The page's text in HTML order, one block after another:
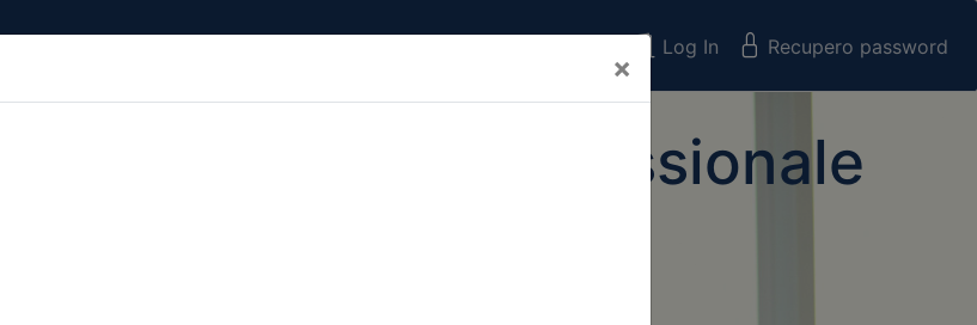
×
Log In Recupero password
Formazione Professionale